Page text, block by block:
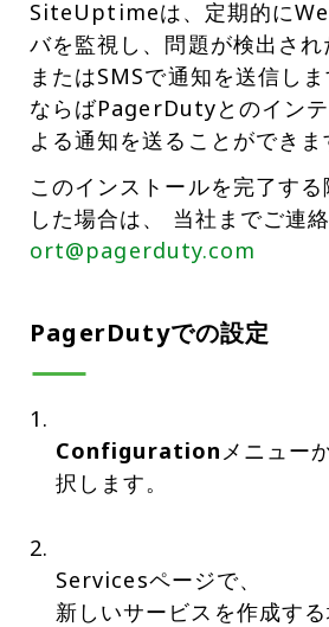
SiteUptimeは、定期的に
バを監視し、問題が検出さ
またはSMSで通知を送信し
ならばPagerDutyとのイン
よる通知を送ることができま
このインストールを完了す
した場合は、 当社までご連絡
ort@pagerduty.com
PagerDutyでの設定
Configurationメニュー
択します。
Servicesページで、
新しいサービスを作成する